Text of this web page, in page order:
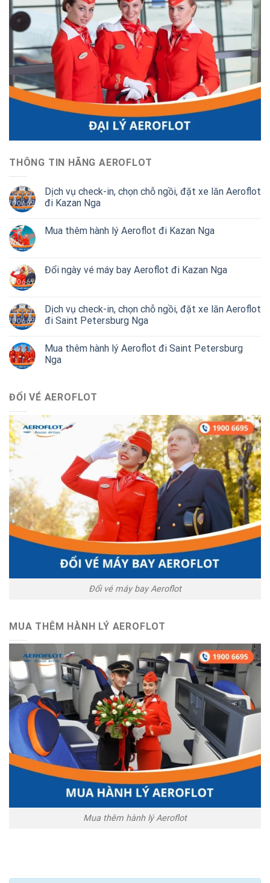
THÔNG TIN HÃNG AEROFLOT
Dịch vụ check-in, chọn chỗ ngồi, đặt xe lăn Aeroflot
đi Kazan Nga
Mua thêm hành lý Aeroflot đi Kazan Nga
Đổi ngày vé máy bay Aeroflot đi Kazan Nga
Dịch vụ check-in, chọn chỗ ngồi, đặt xe lăn Aeroflot
đi Saint Petersburg Nga
Mua thêm hành lý Aeroflot đi Saint Petersburg
Nga
ĐỔI VÉ AEROFLOT
Đổi vé máy bay Aeroflot
MUA THÊM HÀNH LÝ AEROFLOT
Mua thêm hành lý Aeroflot